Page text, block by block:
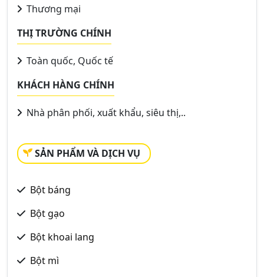
Thương mại
THỊ TRƯỜNG CHÍNH
Toàn quốc, Quốc tế
KHÁCH HÀNG CHÍNH
Nhà phân phối, xuất khẩu, siêu thị,..
SẢN PHẨM VÀ DỊCH VỤ
Bột báng
Bột gạo
Bột khoai lang
Bột mì